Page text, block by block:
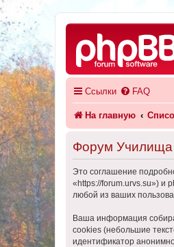
Ссылки FAQ
На главную
Форум Училища
Это соглашение
«https://forum.urvs.su») и
любой из ваших
Ваша информация
cookies (небольшие
идентификатор